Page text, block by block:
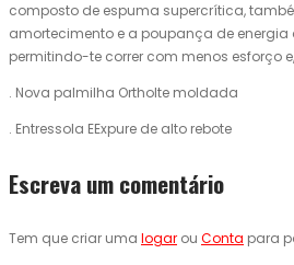
composto de espuma supercrítica,
amortecimento e a poupança de energia
permitindo-te correr com menos esforço
. Nova palmilha Ortholte moldada
. Entressola EExpure de alto rebote
Escreva um comentário
Tem que criar uma logar ou Conta para